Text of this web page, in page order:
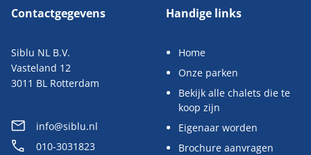
Contactgegevens
Siblu NL B.V.
Vasteland 12
3011 BL Rotterdam
info@siblu.nl
010-3031823
Handige links
Home
Onze parken
Bekijk alle chalets die te
koop zijn
Eigenaar worden
Brochure aanvragen